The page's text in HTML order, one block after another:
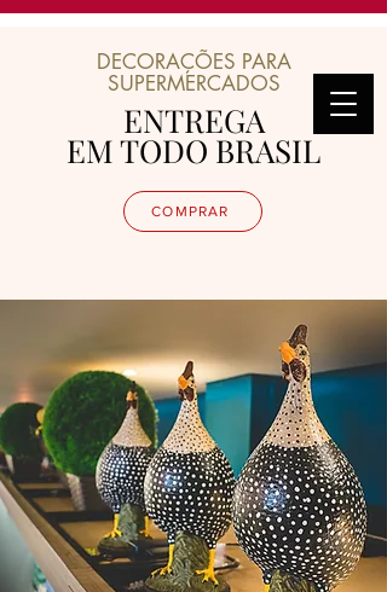
DECORAÇÕES PARA
SUPERMERCADOS
ENTREGA
EM TODO BRASIL
COMPRAR